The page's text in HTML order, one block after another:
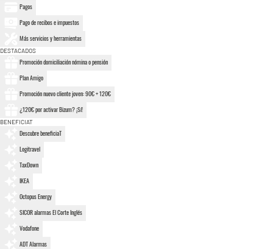
Pagos
Pago de recibos e impuestos
Más servicios y herramientas
DESTACADOS
Promoción domiciliación nómina o pensión
Plan Amigo
Promoción nuevo cliente joven: 90€ + 120€
¿120€ por activar Bizum? ¡Sí!
BENEFICIAT
Descubre beneficiaT
Logitravel
TaxDown
IKEA
Octopus Energy
SICOR alarmas El Corte Inglés
Vodafone
ADT Alarmas